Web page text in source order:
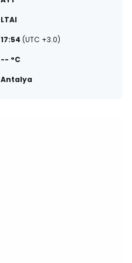
LTAI
17:54 (UTC +3.0)
-- °C
Antalya